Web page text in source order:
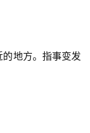
地方。指事变发